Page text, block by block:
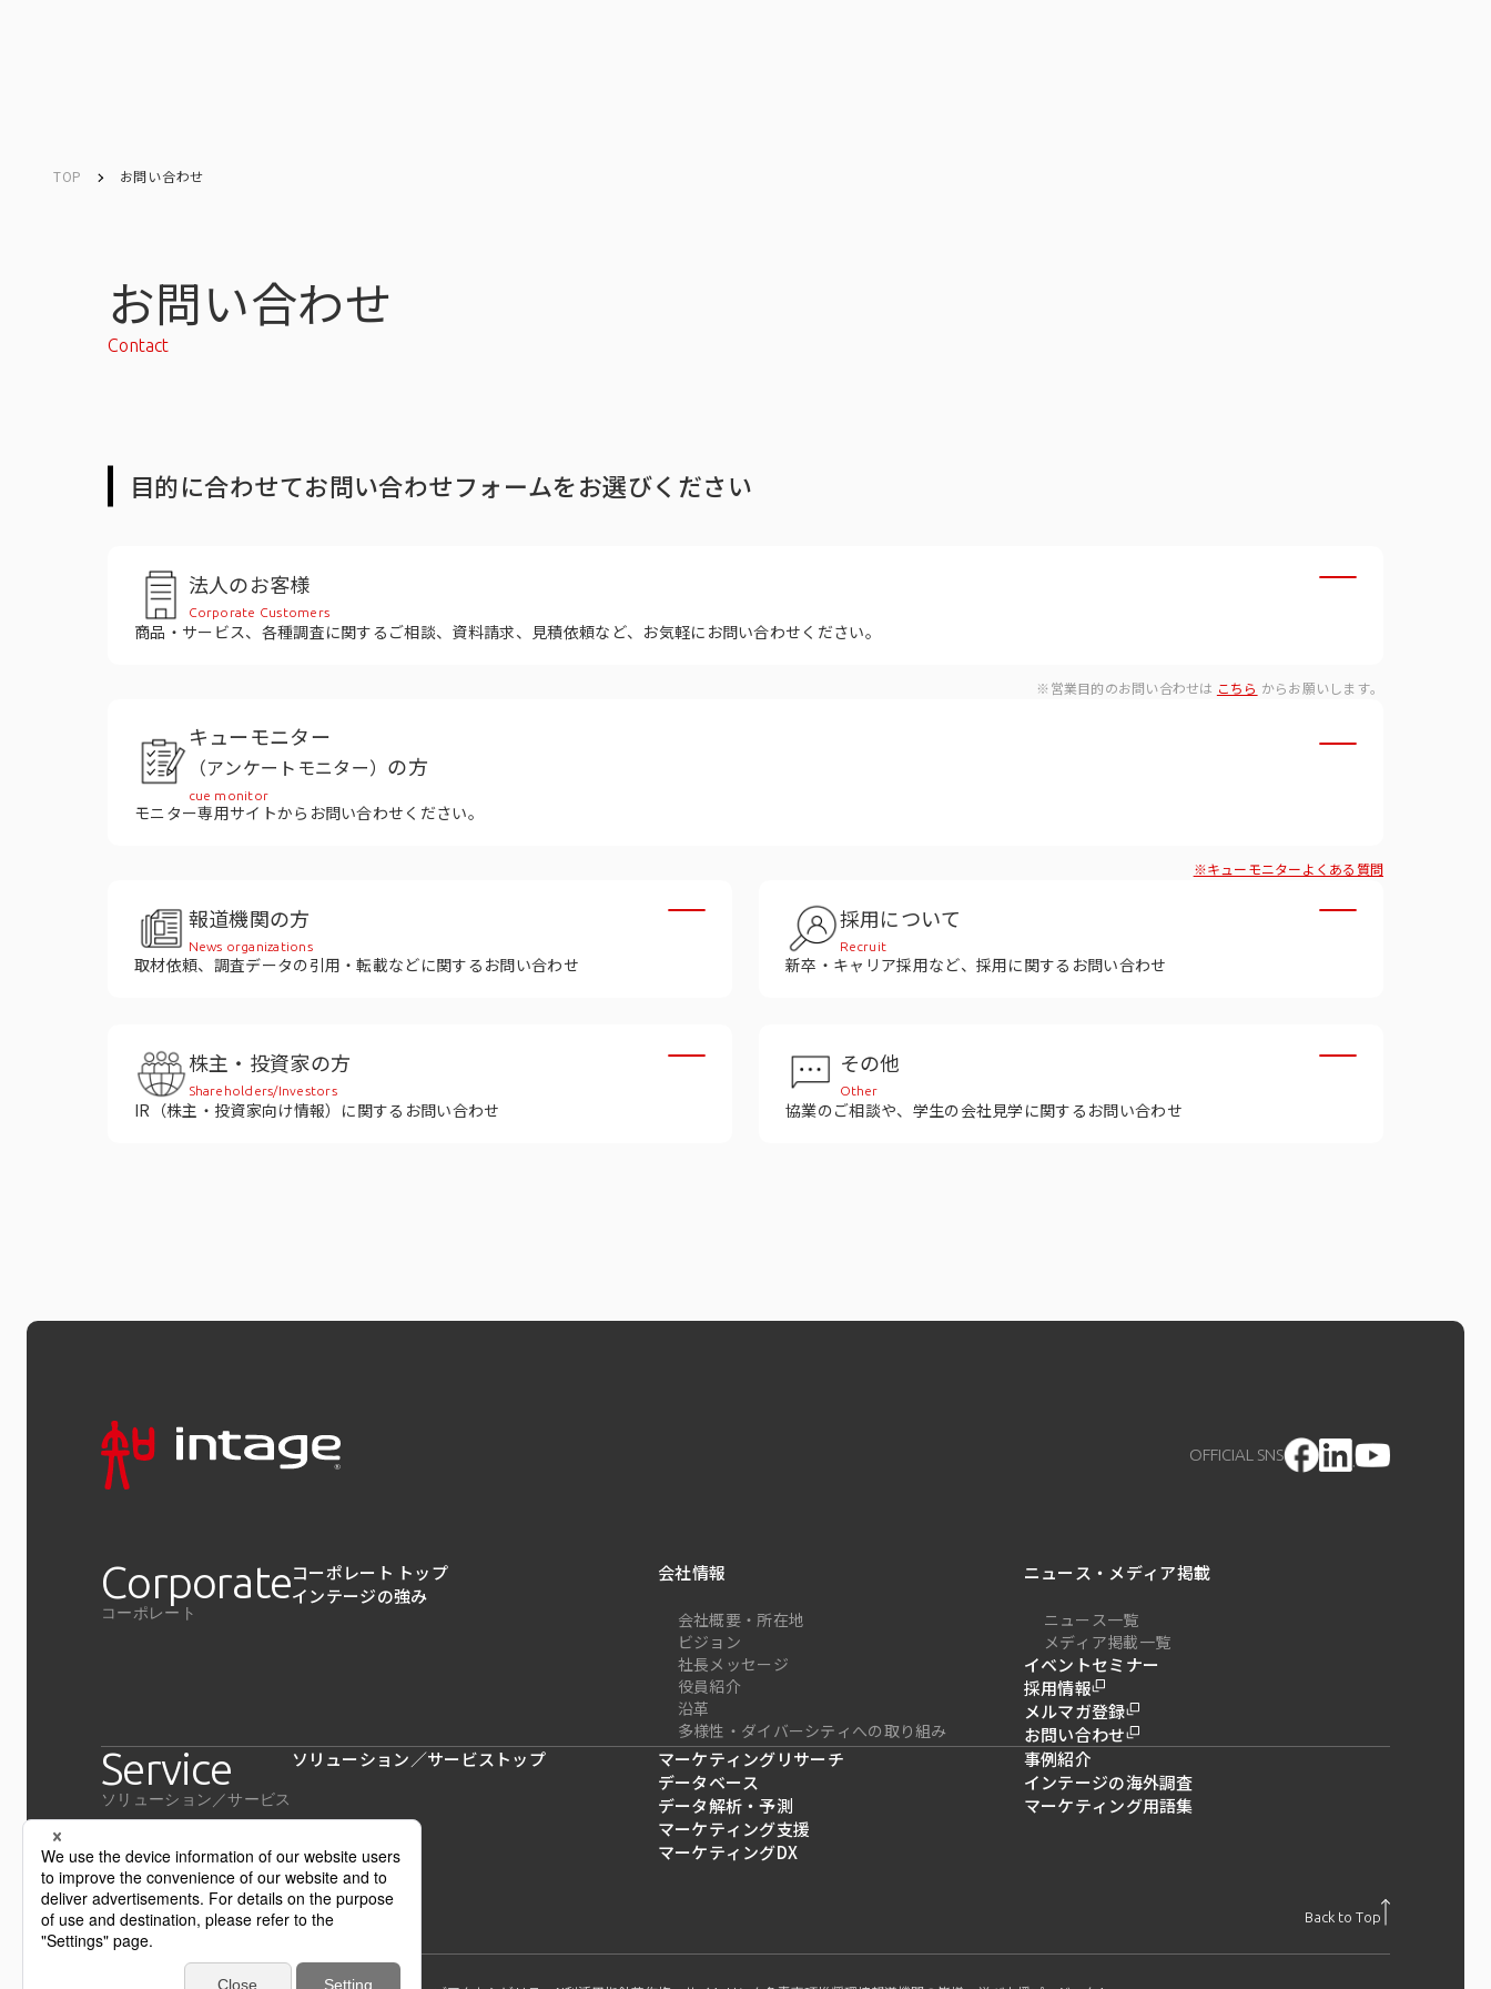
会社概要・所在地 ビジョン
役員紹介
TOP お問い合わせ
お問い合わせ
Contact
目的に合わせてお問い合わせフォームをお選びください
法人のお客様
Corporate Customers
商品・サービス、各種調査に関するご相談、資料請求、見積依頼など、お気軽にお問い合わせください。
※営業目的のお問い合わせは こちら からお願いします。
キューモニター
（アンケートモニター） の方
cue monitor
モニター専用サイトからお問い合わせください。
※キューモニターよくある質問
報道機関の方
News organizations
取材依頼、調査データの引用・転載などに関するお問い合わせ
採用について
Recruit
新卒・キャリア採用など、採用に関するお問い合わせ
株主・投資家の方
Shareholders/Investors
IR（株主・投資家向け情報）に関するお問い合わせ
その他
Other
協業のご相談や、学生の会社見学に関するお問い合わせ
OFFICIAL SNS
Corporate
コーポレート
コーポレート トップ
インテージの強み
会社情報
会社概要・所在地
ビジョン
社長メッセージ
役員紹介
沿革
多様性・ダイバーシティへの取り組み
ニュース・メディア掲載
ニュース一覧
メディア掲載一覧
イベントセミナー
採用情報
メルマガ登録
お問い合わせ
Service
ソリューション／サービス
ソリューション／サービストップ
マーケティングリサーチ
データベース
データ解析・予測
マーケティング支援
マーケティングDX
事例紹介
インテージの海外調査
マーケティング用語集
Back to Top